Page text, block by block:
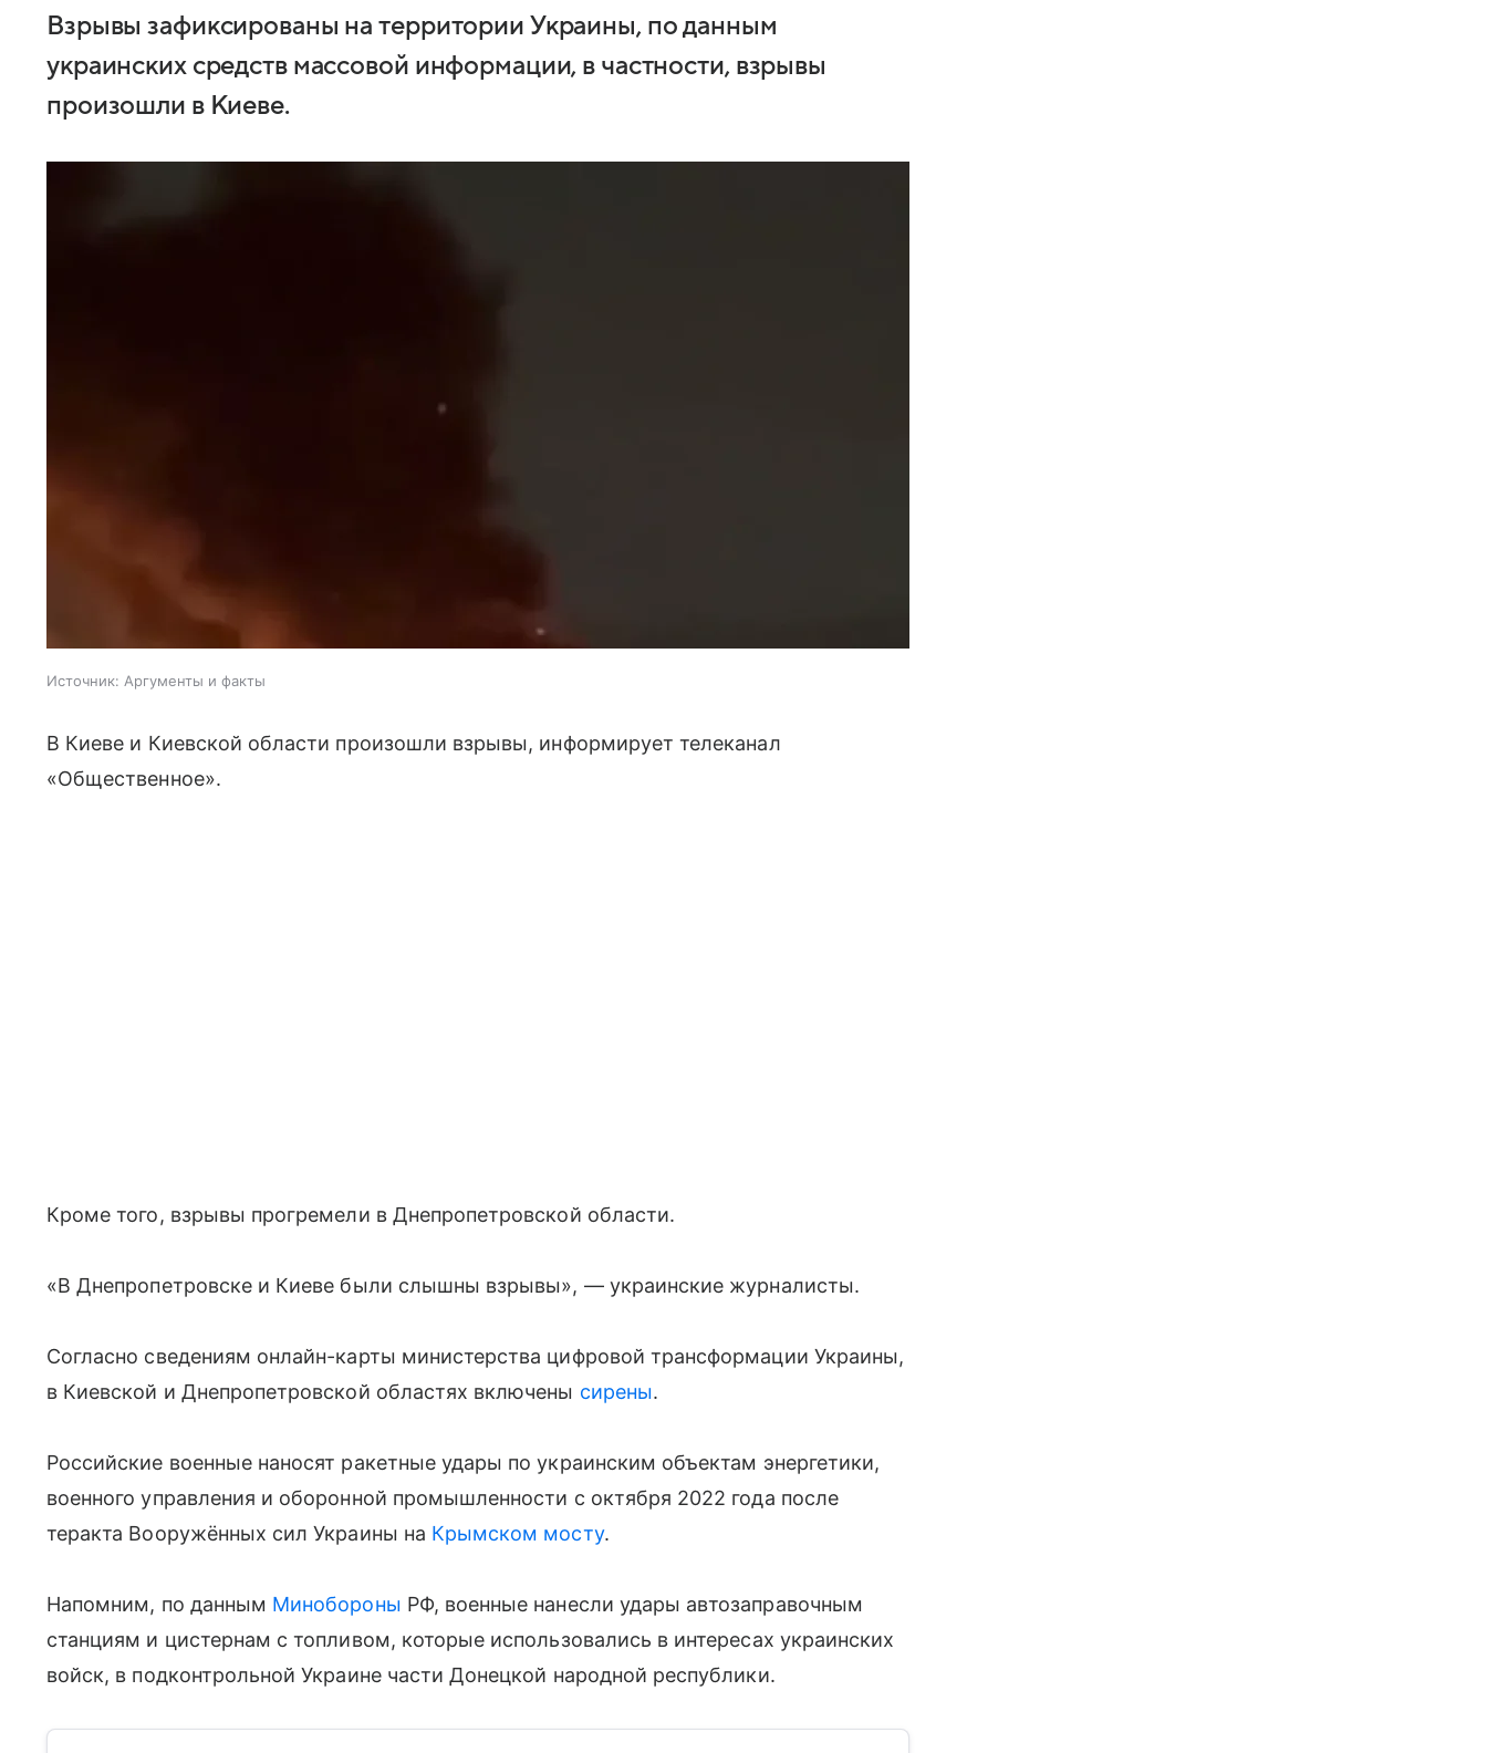
Взрывы зафиксированы на территории Украины, по данным
украинских средств массовой информации, в частности, взрывы
произошли в Киеве.
Источник: Аргументы и факты
В Киеве и Киевской области произошли взрывы, информирует телеканал
«Общественное».
Кроме того, взрывы прогремели в Днепропетровской области.
«В Днепропетровске и Киеве были слышны взрывы», — украинские журналисты.
Согласно сведениям онлайн-карты министерства цифровой трансформации Украины,
в Киевской и Днепропетровской областях включены сирены.
Российские военные наносят ракетные удары по украинским объектам энергетики,
военного управления и оборонной промышленности с октября 2022 года после
теракта Вооружённых сил Украины на Крымском мосту.
Напомним, по данным Минобороны РФ, военные нанесли удары автозаправочным
станциям и цистернам с топливом, которые использовались в интересах украинских
войск, в подконтрольной Украине части Донецкой народной республики.